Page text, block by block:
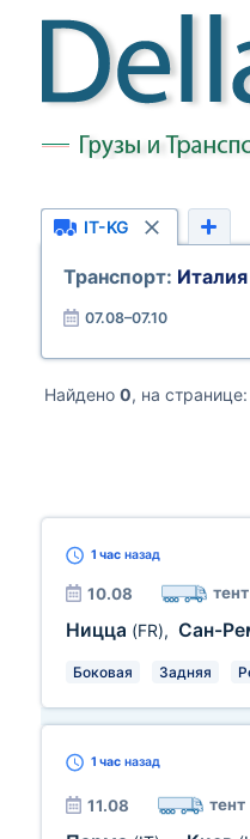
IT-KG
Транспорт:
07.08–07.10
Найдено 0, на странице:
1 час назад
10.08 тент
Ницца (FR), Сан-
Боковая Задняя
1 час назад
11.08 тент